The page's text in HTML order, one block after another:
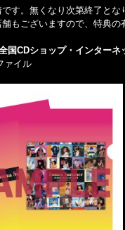
す。無くなり次第終了とな
もございますので、特典の
国CDショップ・インターネ
ァイル